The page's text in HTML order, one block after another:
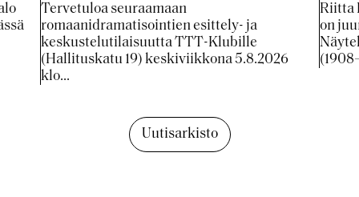
Tervetuloa seuraamaan
romaanidramatisointien esittely- ja
keskustelutilaisuutta TTT-Klubille
(Hallituskatu 19) keskiviikkona 5.8.2026
klo...
Riitta
on
Uutisarkisto